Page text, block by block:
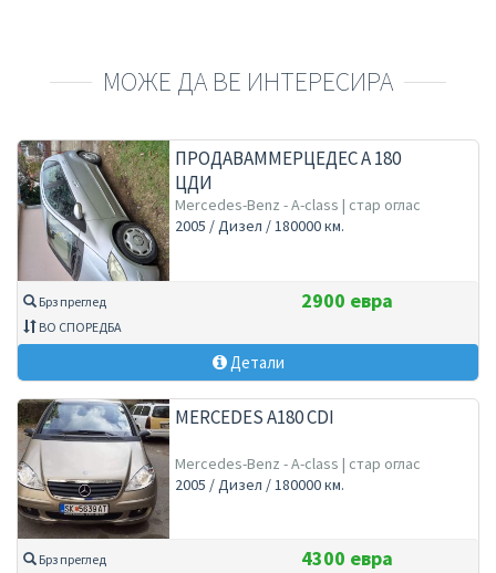
МОЖЕ ДА ВЕ ИНТЕРЕСИРА
ПРОДАВАММЕРЦЕДЕС А 180
ЦДИ
Mercedes-Benz - A-class | стар оглас
2005 / Дизел / 180000 км.
Брз преглед
ВО СПОРЕДБА
2900 евра
Детали
MERCEDES A180 CDI
Mercedes-Benz - A-class | стар оглас
2005 / Дизел / 180000 км.
Брз преглед
4300 евра